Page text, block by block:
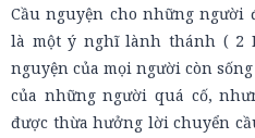
Cầu nguyện cho những người
là một ý nghĩ lành thánh ( 2
nguyện của mọi người còn
của những người quá cố,
được thừa hưởng lời chuyển